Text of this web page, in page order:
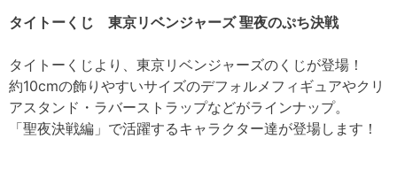
タイトーくじ 東京リベンジャーズ 聖夜のぷち決戦
タイトーくじより、東京リベンジャーズのくじが登場！
約10cmの飾りやすいサイズのデフォルメフィギュアやクリ
アスタンド・ラバーストラップなどがラインナップ。
「聖夜決戦編」で活躍するキャラクター達が登場します！